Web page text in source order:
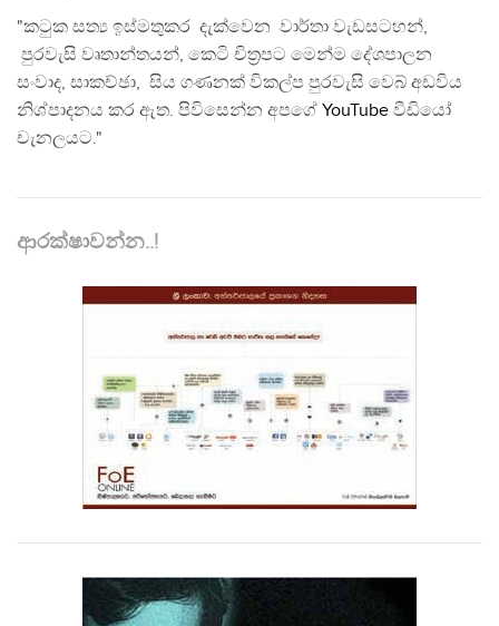
"කටුක සත්‍ය ඉස්මතුකර දැක්වෙන වාර්තා වැඩසටහන්,
පුරවැසි වෘතාන්තයන්, කෙටි චිත්‍රපට මෙන්ම දේශපාලන
සංවාද, සාකච්ඡා, සිය ගණනක් විකල්ප පුරවැසි වෙබ් අඩවිය
නිශ්පාදනය කර ඇත. පිවිසෙන්න අපගේ YouTube වීඩියෝ
චැනලයට."
ආරක්ෂාවන්න..!